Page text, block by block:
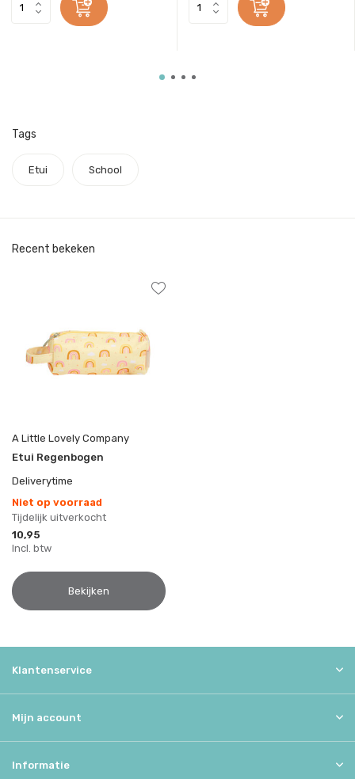
Tags
Etui School
Recent bekeken
A Little Lovely Company
Etui Regenbogen
Deliverytime
Niet op voorraad
Tijdelijk uitverkocht
10,95
Incl. btw
Bekijken
Klantenservice
Mijn account
Informatie